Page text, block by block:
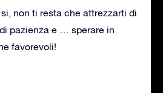
non ti resta che attrezzarti di
pazienza e … sperare in
favorevoli!